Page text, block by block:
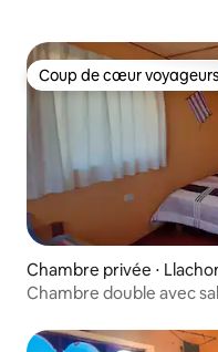
Coup de cœur voyageurs
Coup de cœur voyageurs
Chambre privée ⋅
Chambre double avec